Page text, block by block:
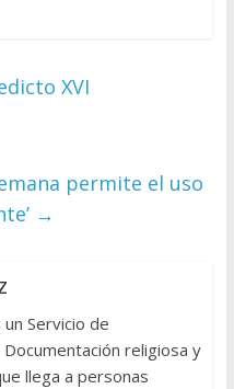
XVI
permite el uso
→
Servicio de
religiosa y
llega a personas